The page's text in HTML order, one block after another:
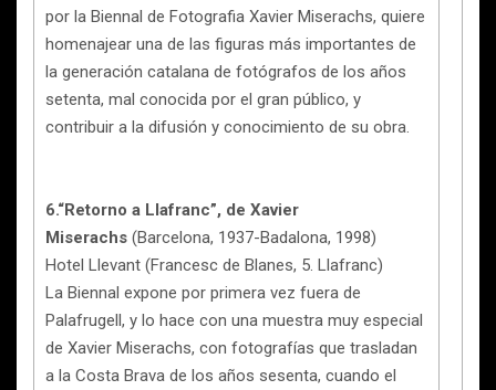
por la Biennal de Fotografia Xavier Miserachs, quiere
homenajear una de las figuras más importantes de
la generación catalana de fotógrafos de los años
setenta, mal conocida por el gran público, y
contribuir a la difusión y conocimiento de su obra.
6.“Retorno a Llafranc”, de Xavier
Miserachs (Barcelona, 1937-Badalona, 1998)
Hotel Llevant (Francesc de Blanes, 5. Llafranc)
La Biennal expone por primera vez fuera de
Palafrugell, y lo hace con una muestra muy especial
de Xavier Miserachs, con fotografías que trasladan
a la Costa Brava de los años sesenta, cuando el